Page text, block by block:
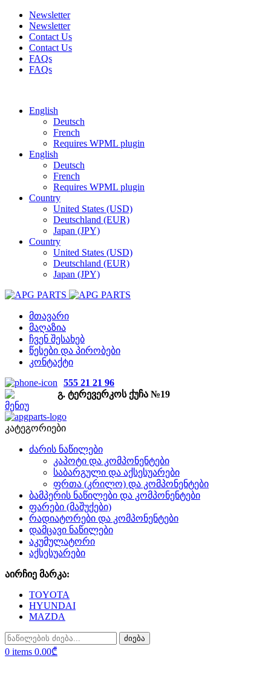
Newsletter
Newsletter
Contact Us
Contact Us
FAQs
FAQs
English
Deutsch
French
Requires WPML plugin
English
Deutsch
French
Requires WPML plugin
Country
United States (USD)
Deutschland (EUR)
Japan (JPY)
Country
United States (USD)
Deutschland (EUR)
Japan (JPY)
მთავარი
მაღაზია
ჩვენ შესახებ
წესები და პირობები
კონტაქტი
555 21 21 96
გ. ტერევერკოს ქუჩა №19
მენიუ
კატეგორიები
ძარის ნაწილები
კაპოტი და კომპონენტები
საბარგული და აქსესუარები
ფრთა (კრილო) და კომპონენტები
ბამპერის ნაწილები და კომპონენტები
ფარები (მაშუქები)
რადიატორები და კომპონენტები
დამცავი ნაწილები
აკუმულატორი
აქსესუარები
აირჩიე მარკა:
TOYOTA
HYUNDAI
MAZDA
ძიება
0 items 0.00₾